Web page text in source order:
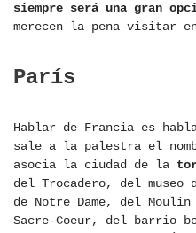
siempre será una gran
merecen la pena visitar
París
Hablar de Francia es
sale a la palestra el
asocia la ciudad de la
del Trocadero, del museo
de Notre Dame, del
Sacre-Coeur, del barrio